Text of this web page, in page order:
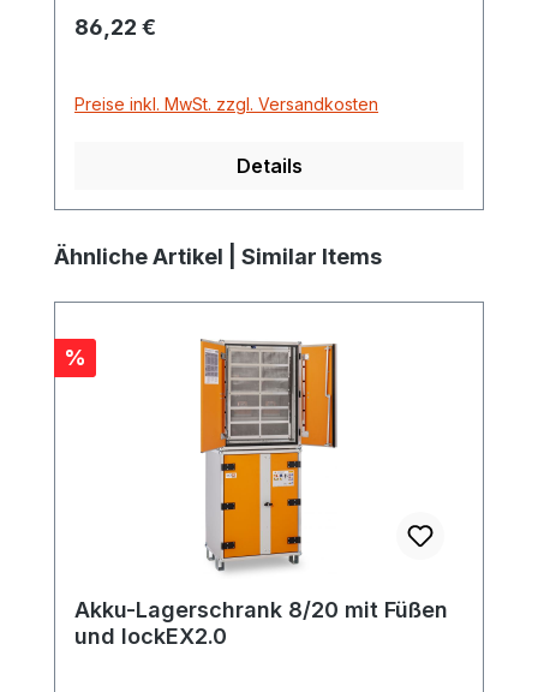
Regulärer Preis:
86,22 €
Preise inkl. MwSt. zzgl. Versandkosten
Details
Produktgalerie überspringen
Ähnliche Artikel | Similar Items
Rabatt
%
Akku-Lagerschrank 8/20 mit Füßen
und lockEX2.0